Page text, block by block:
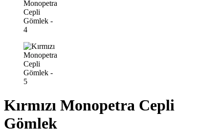
Kırmızı Monopetra Cepli
Gömlek